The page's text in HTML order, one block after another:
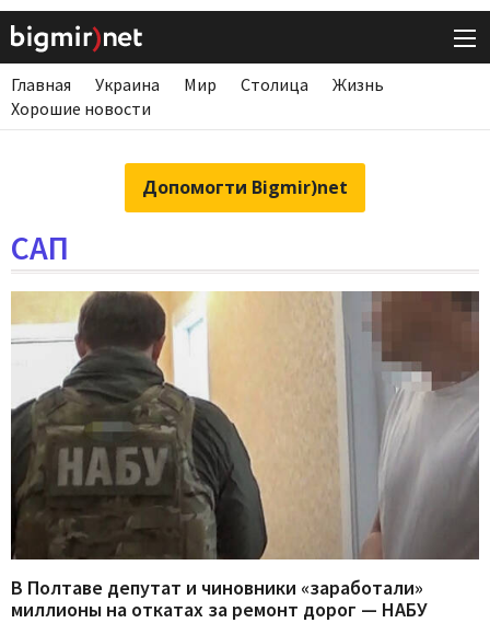
Главная Украина Мир Столица
Жизнь
Хорошие новости
Допомогти Bigmir)net
САП
В Полтаве депутат и чиновники «заработали»
миллионы на откатах за ремонт дорог — НАБУ